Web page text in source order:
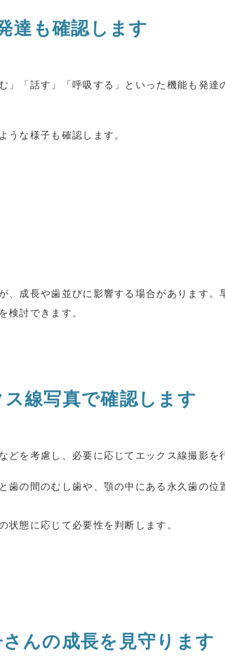
達も確認します
」「話す」「呼吸する」といった機能も発達
うな様子も確認します。
、成長や歯並びに影響する場合があります。
検討できます。
線写真で確認します
を考慮し、必要に応じてエックス線撮影を
歯の間のむし歯や、顎の中にある永久歯の位
状態に応じて必要性を判断します。
んの成長を見守ります